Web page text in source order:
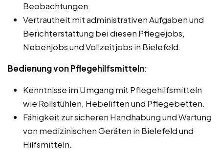
Beobachtungen.
Vertrautheit mit administrativen Aufgaben und
Berichterstattung bei diesen Pflegejobs,
Nebenjobs und Vollzeitjobs in Bielefeld.
Bedienung von Pflegehilfsmitteln:
Kenntnisse im Umgang mit Pflegehilfsmitteln
wie Rollstühlen, Hebeliften und Pflegebetten.
Fähigkeit zur sicheren Handhabung und Wartung
von medizinischen Geräten in Bielefeld und
Hilfsmitteln.